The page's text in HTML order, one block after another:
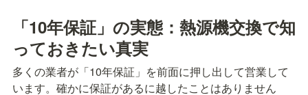
「10年保証」の実態：熱源機交換で知
っておきたい真実
多くの業者が「10年保証」を前面に押し出して営業して
います。確かに保証があるに越したことはありません